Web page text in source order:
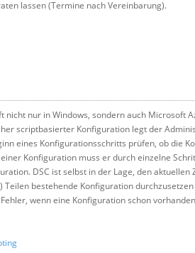
lassen (Termine nach Vereinbarung).
nur in Windows, sondern auch Microsoft
scriptbasierter Konfiguration legt der
eines Konfigurationsschritts prüfen, ob die
Konfiguration muss er durch einzelne
DSC ist selbst in der Lage, den aktuellen
bestehende Konfiguration
wenn eine Konfiguration schon